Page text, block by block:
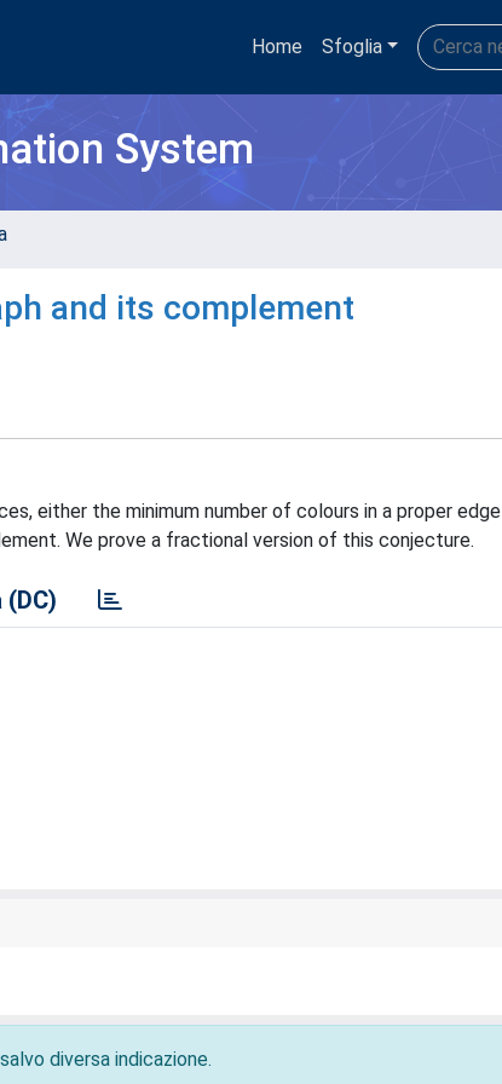
Home Sfoglia
System
and its complement
either the minimum number of colours in a proper edge
We prove a fractional version of this conjecture.
diversa indicazione.